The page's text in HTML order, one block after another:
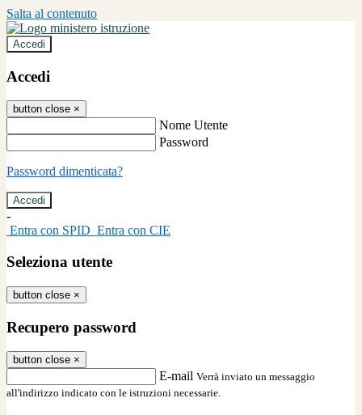
Salta al contenuto
Accedi
Accedi
button close ×
Nome Utente
Password
Password dimenticata?
-
Entra con SPID Entra con CIE
Seleziona utente
button close ×
Recupero password
button close ×
E-mail Verrà inviato un messaggio
all'indirizzo indicato con le istruzioni necessarie.